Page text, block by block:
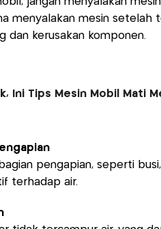
menyalakan mesin setelah
dan kerusakan komponen.
Ini Tips Mesin Mobil Mati
pengapian, seperti
terhadap air.